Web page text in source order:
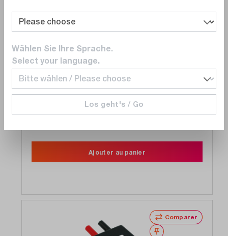
SEFRAM
984402000
12 canaux, carte multiplex tension, PT100,
Délai de livraison surdemande
Ajouter au panier
Comparer
Noter
Wählen Sie Ihre Sprache.
Select your language.
Los geht's / Go